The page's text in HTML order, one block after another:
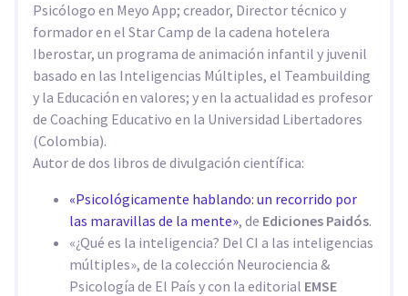
Psicólogo en Meyo App; creador, Director técnico y
formador en el Star Camp de la cadena hotelera
Iberostar, un programa de animación infantil y juvenil
basado en las Inteligencias Múltiples, el Teambuilding
y la Educación en valores; y en la actualidad es profesor
de Coaching Educativo en la Universidad Libertadores
(Colombia).
Autor de dos libros de divulgación científica:
«Psicológicamente hablando: un recorrido por
las maravillas de la mente», de Ediciones Paidós.
«¿Qué es la inteligencia? Del CI a las inteligencias
múltiples», de la colección Neurociencia &
Psicología de El País y con la editorial EMSE